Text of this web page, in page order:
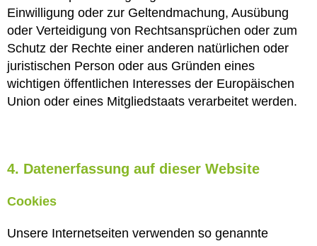
Einwilligung oder zur Geltendmachung, Ausübung
oder Verteidigung von Rechtsansprüchen oder zum
Schutz der Rechte einer anderen natürlichen oder
juristischen Person oder aus Gründen eines
wichtigen öffentlichen Interesses der Europäischen
Union oder eines Mitgliedstaats verarbeitet werden.
4. Datenerfassung auf dieser Website
Cookies
Unsere Internetseiten verwenden so genannte